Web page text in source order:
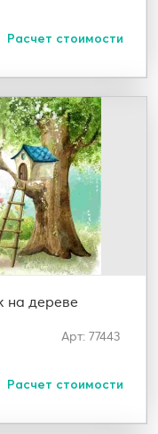
Расчет стоимости
на дереве
Арт: 77443
Расчет стоимости